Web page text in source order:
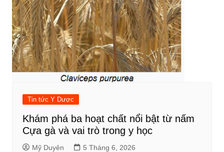
Tin tức Y Dược
Khám phá ba hoạt chất nổi bật từ nấm
Cựa gà và vai trò trong y học
Mỹ Duyên 5 Tháng 6, 2026